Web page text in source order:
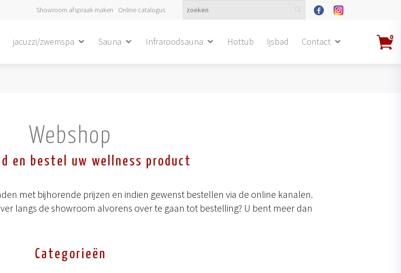
Showroom afspraak maken Online catalogus
0
jacuzzi/zwemspa Sauna Infraroodsauna Hottub Ijsbad Contact
Webshop
en bestel uw wellness product
met bijhorende prijzen en indien gewenst bestellen via de online kanalen.
langs de showroom alvorens over te gaan tot bestelling? U bent meer dan
Categorieën